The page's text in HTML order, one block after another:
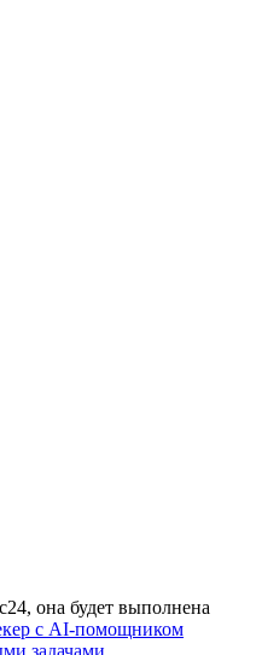
она будет выполнена
с AI-помощником
задачами